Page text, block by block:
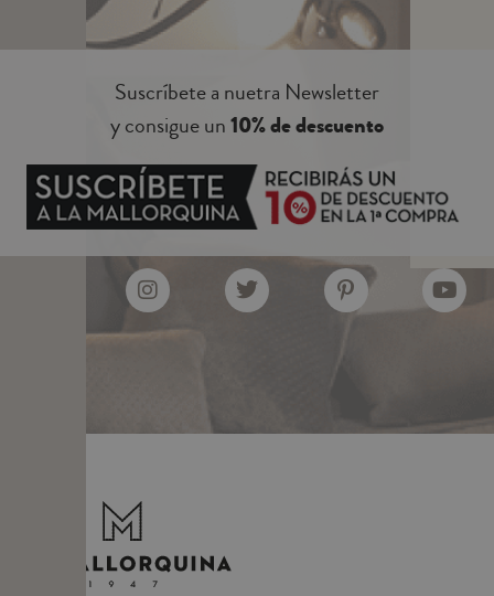
Suscríbete a nuetra Newsletter
y consigue un10% de descuento